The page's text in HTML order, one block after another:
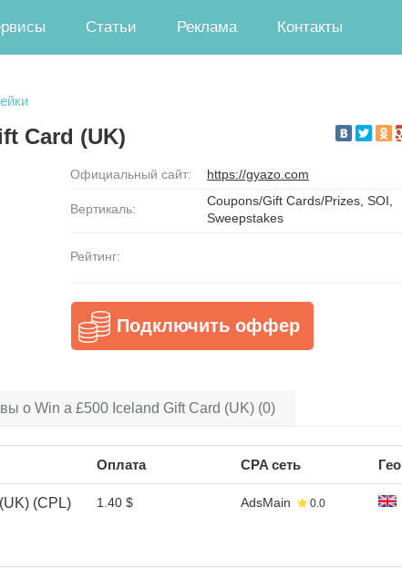
Статьи Реклама Контакты
Card (UK)
Официальный сайт: https://gyazo.com
Вертикаль:
Coupons/Gift Cards/Prizes, SOI,
Sweepstakes
Рейтинг:
Подключить оффер
о Win a £500 Iceland Gift Card (UK) (0)
Оплата CPA сеть Гео
(CPL) 1.40 $ AdsMain 0.0